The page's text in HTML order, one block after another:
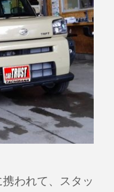
われて、スタッ